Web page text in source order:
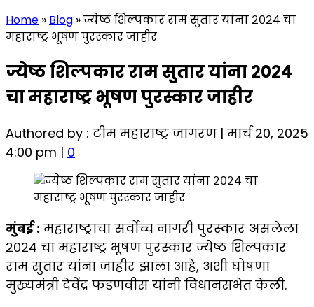
Home » Blog »ज्येष्ठ शिल्पकार राम सुतार यांना २०२४ चा
महाराष्ट्र भूषण पुरस्कार जाहीर
ज्येष्ठ शिल्पकार राम सुतार यांना २०२४
चा महाराष्ट्र भूषण पुरस्कार जाहीर
Authored by : टीम महाराष्ट्र जागरण | मार्च 20, 2025
4:00 pm | 0
मुंबई : महाराष्ट्राचा सर्वोच्च नागरी पुरस्कार असलेला
२०२४ चा महाराष्ट्र भूषण पुरस्कार ज्येष्ठ शिल्पकार
राम सुतार यांना जाहीर झाला आहे, अशी घोषणा
मुख्यमंत्री देवेंद्र फडणवीस यांनी विधानसभेत केली.